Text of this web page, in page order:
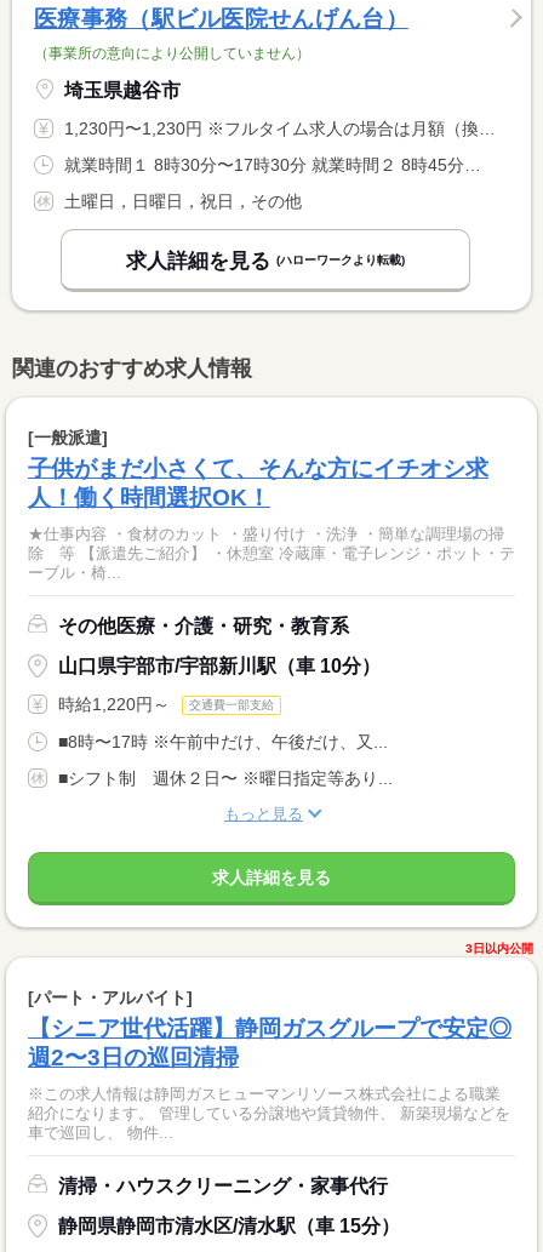
医療事務（駅ビル医院せんげん台）
（事業所の意向により公開していません）
埼玉県越谷市
1,230円〜1,230円 ※フルタイム求人の場合は月額（換算額）、パート求人の場合は時間額を表示しています。
土曜日，日曜日，祝日，その他
求人詳細を見る (ハローワークより転載)
関連のおすすめ求人情報
[一般派遣]
子供がまだ小さくて、そんな方にイチオシ求
人！働く時間選択OK！
★仕事内容 ・食材のカット ・盛り付け ・洗浄 ・簡単な調理場の掃
除 等 【派遣先ご紹介】 ・休憩室 冷蔵庫・電子レンジ・ポット・テ
ーブル・椅...
その他医療・介護・研究・教育系
山口県宇部市/宇部新川駅（車 10分）
時給1,220円～ 交通費一部支給
■8時〜17時 ※午前中だけ、午後だけ、又...
■シフト制 週休２日〜 ※曜日指定等あり...
もっと見る
求人詳細を見る
3日以内公開
[パート・アルバイト]
【シニア世代活躍】静岡ガスグループで安定◎
週2〜3日の巡回清掃
※この求人情報は静岡ガスヒューマンリソース株式会社による職業
紹介になります。 管理している分譲地や賃貸物件、 新築現場などを
車で巡回し、 物件...
清掃・ハウスクリーニング・家事代行
静岡県静岡市清水区/清水駅（車 15分）